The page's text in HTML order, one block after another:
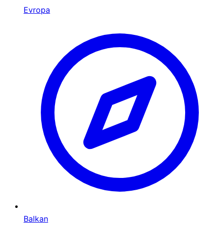
Evropa
Balkan